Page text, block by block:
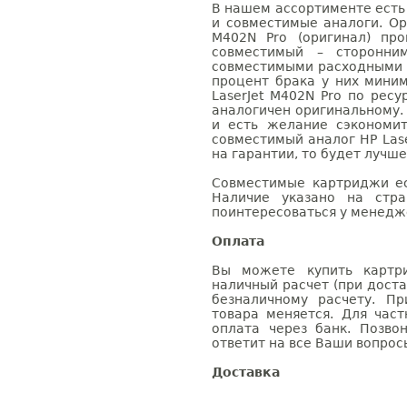
В нашем ассортименте
и совместимые аналоги.
M402N Pro (оригинал)
совместимый –
совместимыми расходными
процент брака у них
LaserJet M402N Pro по
аналогичен
и есть желание
совместимый аналог HP
на гарантии, то будет
Совместимые картриджи
Наличие указано на
поинтересоваться у
Оплата
Вы можете купить
наличный расчет (при
безналичному расчету.
товара меняется. Для
оплата через банк.
ответит на все Ваши
Доставка